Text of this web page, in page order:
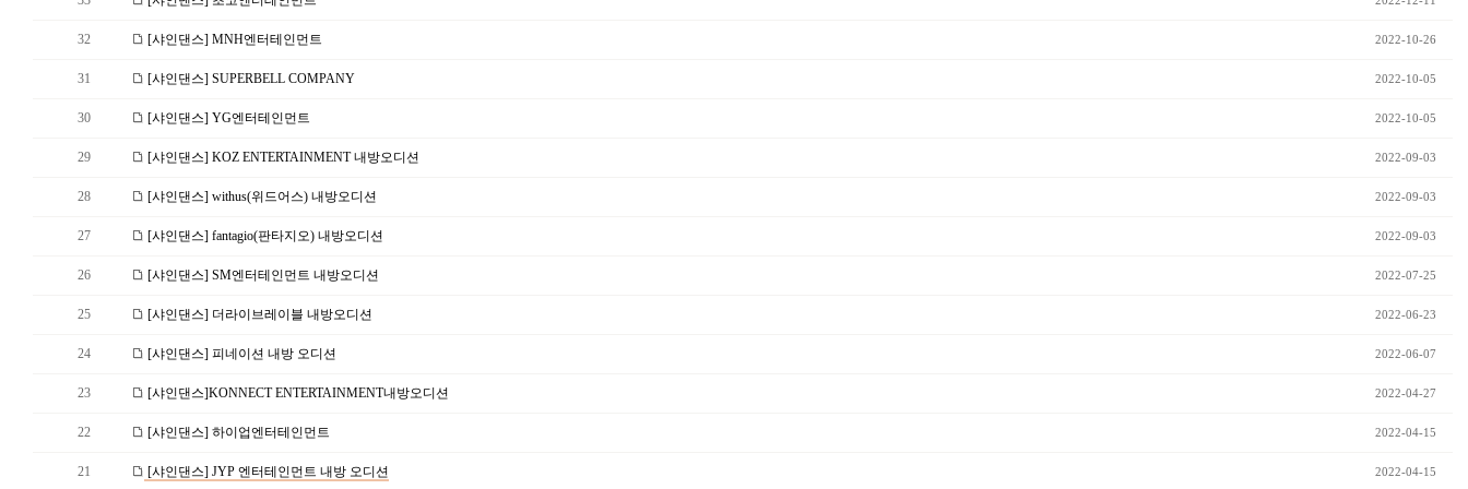
32 [샤인댄스] MNH엔터테인먼트 2022-10-26
31 [샤인댄스] SUPERBELL COMPANY 2022-10-05
30 [샤인댄스] YG엔터테인먼트 2022-10-05
29 [샤인댄스] KOZ ENTERTAINMENT 내방오디션 2022-09-03
28 [샤인댄스] withus(위드어스) 내방오디션 2022-09-03
27 [샤인댄스] fantagio(판타지오) 내방오디션 2022-09-03
26 [샤인댄스] SM엔터테인먼트 내방오디션 2022-07-25
25 [샤인댄스] 더라이브레이블 내방오디션 2022-06-23
24 [샤인댄스] 피네이션 내방 오디션 2022-06-07
23 [샤인댄스]KONNECT ENTERTAINMENT내방오디션 2022-04-27
22 [샤인댄스] 하이업엔터테인먼트 2022-04-15
21 [샤인댄스] JYP 엔터테인먼트 내방 오디션 2022-04-15